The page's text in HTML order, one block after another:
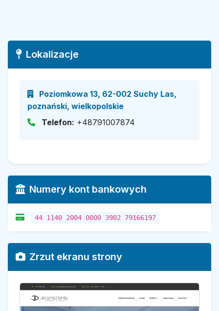
Lokalizacje
Poziomkowa 13, 62-002 Suchy Las,
poznański, wielkopolskie
Telefon: +48791007874
Numery kont bankowych
44 1140 2004 0000 3902 79166197
Zrzut ekranu strony